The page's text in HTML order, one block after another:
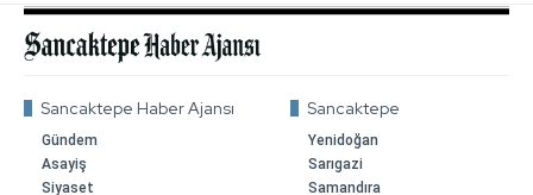
Sancaktepe Haber Ajansı
Gündem
Asayiş
Siyaset
Sancaktepe
Yenidoğan
Sarıgazi
Samandıra